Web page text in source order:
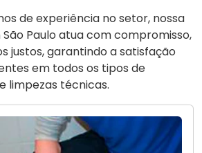
de experiência no setor, nossa
Paulo atua com compromisso,
justos, garantindo a satisfação
em todos os tipos de
limpezas técnicas.